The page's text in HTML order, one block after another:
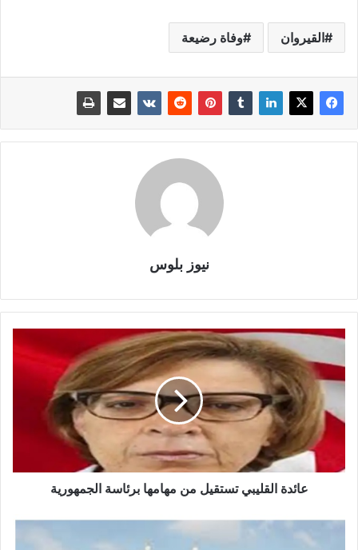
القيروان وفاة رضيعة
نيوز بلوس
عائدة القليبي تستقيل من مهامها برئاسة الجمهورية